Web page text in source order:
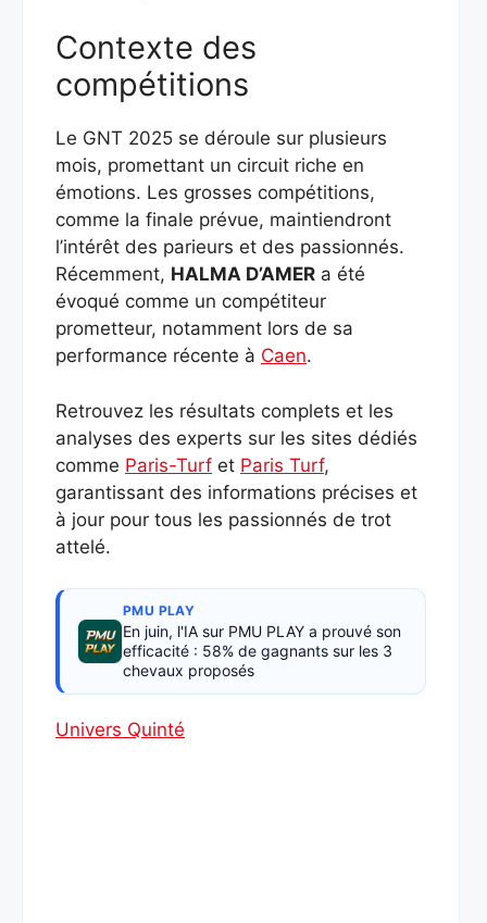
Contexte des
compétitions
Le GNT 2025 se déroule sur plusieurs
mois, promettant un circuit riche en
émotions. Les grosses compétitions,
comme la finale prévue, maintiendront
l’intérêt des parieurs et des passionnés.
Récemment, HALMA D’AMER a été
évoqué comme un compétiteur
prometteur, notamment lors de sa
performance récente à Caen.
Retrouvez les résultats complets et les
analyses des experts sur les sites dédiés
comme Paris-Turf et Paris Turf,
garantissant des informations précises et
à jour pour tous les passionnés de trot
attelé.
PMU PLAY
En juin, l'IA sur PMU PLAY a prouvé son
efficacité : 58% de gagnants sur les 3
chevaux proposés
Univers Quinté